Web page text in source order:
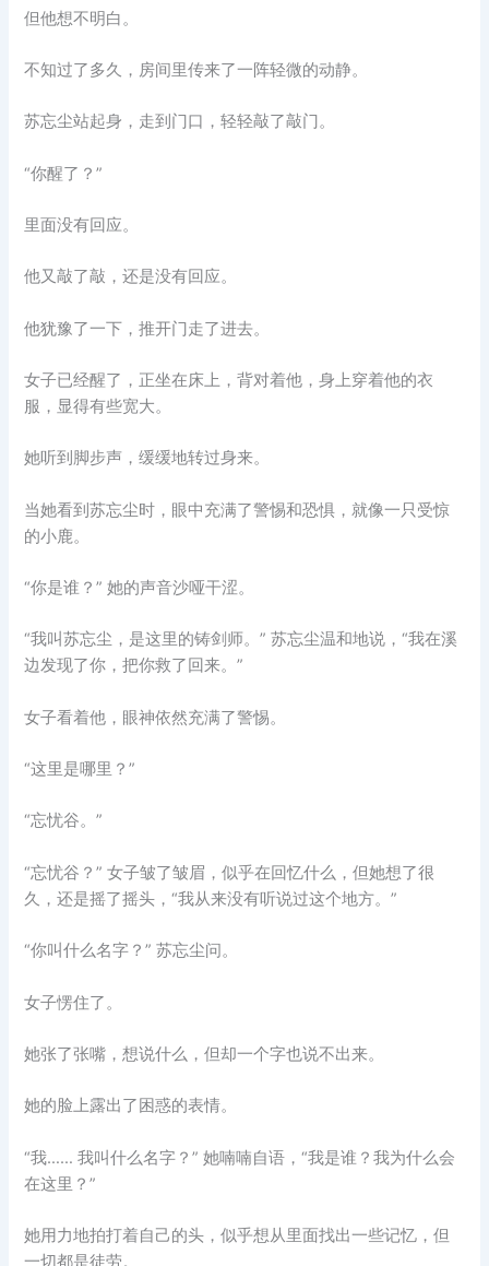
但他想不明白。
不知过了多久，房间里传来了一阵轻微的动静。
苏忘尘站起身，走到门口，轻轻敲了敲门。
“你醒了？”
里面没有回应。
他又敲了敲，还是没有回应。
他犹豫了一下，推开门走了进去。
女子已经醒了，正坐在床上，背对着他，身上穿着他的衣
服，显得有些宽大。
她听到脚步声，缓缓地转过身来。
当她看到苏忘尘时，眼中充满了警惕和恐惧，就像一只受惊
的小鹿。
“你是谁？” 她的声音沙哑干涩。
“我叫苏忘尘，是这里的铸剑师。” 苏忘尘温和地说，“我在溪
边发现了你，把你救了回来。”
女子看着他，眼神依然充满了警惕。
“这里是哪里？”
“忘忧谷。”
“忘忧谷？” 女子皱了皱眉，似乎在回忆什么，但她想了很
久，还是摇了摇头，“我从来没有听说过这个地方。”
“你叫什么名字？” 苏忘尘问。
女子愣住了。
她张了张嘴，想说什么，但却一个字也说不出来。
她的脸上露出了困惑的表情。
“我…… 我叫什么名字？” 她喃喃自语，“我是谁？我为什么会
在这里？”
她用力地拍打着自己的头，似乎想从里面找出一些记忆，但
一切都是徒劳。